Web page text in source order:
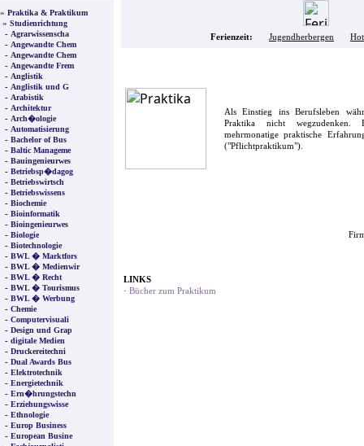
» Praktika & Praktikum
» Studienrichtung
- Agrarwissenscha
- Angewandte Chem
- Angewandte Chem
- Angewandte Frem
- Anglistik
- Anglistik und G
- Arabistik
- Architektur
- Arch�ologie
- Automatisierung
- Bachelor of Bus
- Baltic Manageme
- Bauingenieurwes
- Betriebsp�dagog
- Betriebswirtsch
- Betriebswissens
- Biochemie
- Bioinformatik
- Bioingenieurwes
- Biologie
- Biotechnologie
- BWL � Marktfors
- BWL � Medienwir
- BWL � Recht
- BWL � Tourismus
- BWL � Werbung
- Chemie
- Computervisuali
- Design und Grap
- digitale Medien
- Druckereitechni
- Dual Awards Bus
- Elektrotechnik
- Energietechnik
- Ern�hrungstechn
- Erziehungswisse
- Ethnologie
- Europ Business
- European Busine
Ferienzeit: Jugendherbergen
Als Einstieg ins Berufsleben
Praktika nicht wegzudenken.
mehrmonatige praktische
("Pflichtpraktikum").
LINKS
· Bücher zum Praktikum